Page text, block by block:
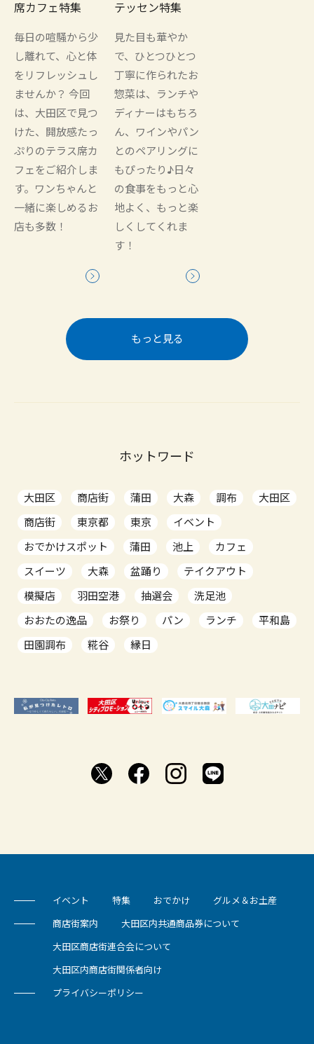
席カフェ特集
毎日の喧騒から少
し離れて、心と体
をリフレッシュし
ませんか？ 今回
は、大田区で見つ
けた、開放感たっ
ぷりのテラス席カ
フェをご紹介しま
す。ワンちゃんと
一緒に楽しめるお
店も多数！
テッセン特集
見た目も華やか
で、ひとつひとつ
丁寧に作られたお
惣菜は、ランチや
ディナーはもちろ
ん、ワインやパン
とのペアリングに
もぴったり♪日々
の食事をもっと心
地よく、もっと楽
しくしてくれま
す！
もっと見る
ホットワード
大田区 商店街 蒲田 大森 調布
大田区
商店街
東京都 東京
イベント
おでかけスポット
蒲田 池上
カフェ
スイーツ
大森 盆踊り
テイクアウト
模擬店
羽田空港 抽選会
洗足池
おおたの逸品
お祭り パン ランチ
平和島
田園調布
糀谷 縁日
イベント 特集 おでかけ グルメ＆お土産
商店街案内 大田区内共通商品券について
大田区商店街連合会について
大田区内商店街関係者向け
プライバシーポリシー